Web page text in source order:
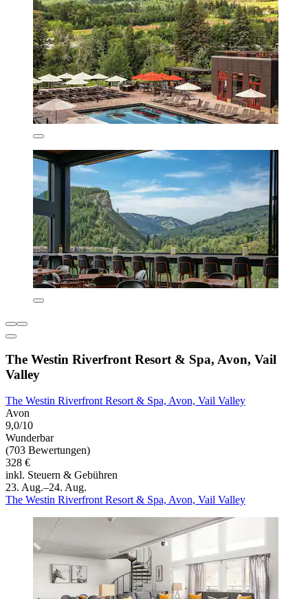
The Westin Riverfront Resort & Spa, Avon, Vail
Valley
The Westin Riverfront Resort & Spa, Avon, Vail Valley
Avon
9,0/10
Wunderbar
(703 Bewertungen)
328 €
inkl. Steuern & Gebühren
23. Aug.–24. Aug.
The Westin Riverfront Resort & Spa, Avon, Vail Valley